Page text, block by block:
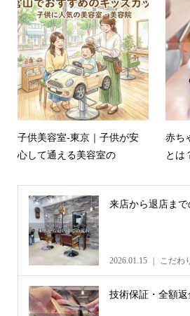
子供美容室-東京｜子供が安
心して通える美容室の
赤ち
とは
来店から退店まで
2026.01.15 こだわ
技術保証・全額返